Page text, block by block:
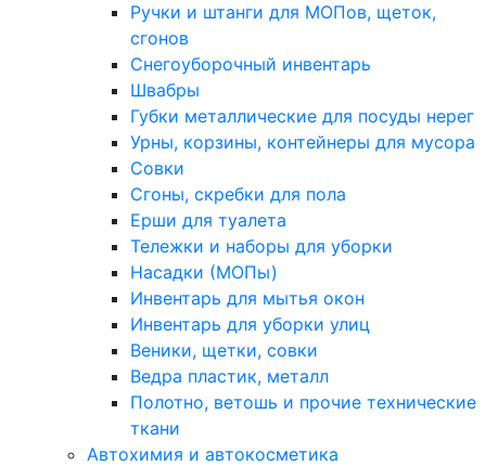
Ручки и штанги для МОПов, щеток,
сгонов
Снегоуборочный инвентарь
Швабры
Губки металлические для посуды нерег
Урны, корзины, контейнеры для мусора
Совки
Сгоны, скребки для пола
Ерши для туалета
Тележки и наборы для уборки
Насадки (МОПы)
Инвентарь для мытья окон
Инвентарь для уборки улиц
Веники, щетки, совки
Ведра пластик, металл
Полотно, ветошь и прочие технические
ткани
Автохимия и автокосметика